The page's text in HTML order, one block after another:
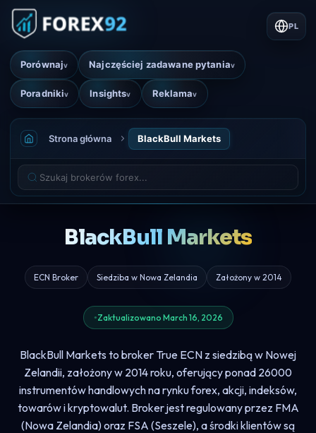
Porównajv Najczęściej zadawane pytaniav
Poradnikiv Insightsv Reklamav
PL
Strona główna BlackBull Markets
BlackBull Markets
ECN Broker Siedziba w Nowa Zelandia Założony w 2014
Zaktualizowano March 16, 2026
BlackBull Markets to broker True ECN z siedzibą w Nowej
Zelandii, założony w 2014 roku, oferujący ponad 26000
instrumentów handlowych na rynku forex, akcji, indeksów,
towarów i kryptowalut. Broker jest regulowany przez FMA
(Nowa Zelandia) oraz FSA (Seszele), a środki klientów są